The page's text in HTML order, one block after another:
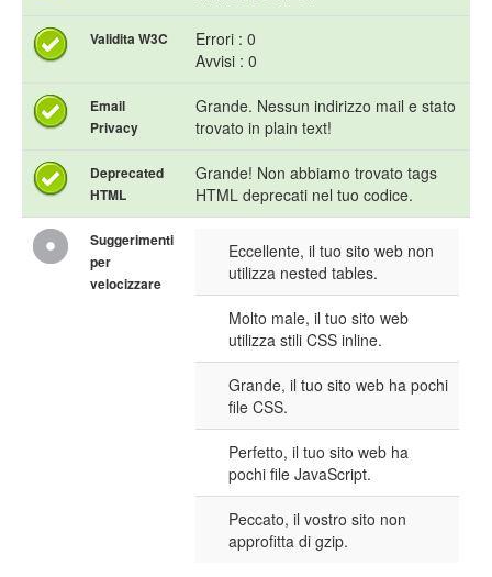
Validita W3C
Errori : 0
Avvisi : 0
Email
Privacy
Grande. Nessun indirizzo mail e stato
trovato in plain text!
Deprecated
HTML
Grande! Non abbiamo trovato tags
HTML deprecati nel tuo codice.
Suggerimenti
per
velocizzare
Eccellente, il tuo sito web non
utilizza nested tables.
Molto male, il tuo sito web
utilizza stili CSS inline.
Grande, il tuo sito web ha pochi
file CSS.
Perfetto, il tuo sito web ha
pochi file JavaScript.
Peccato, il vostro sito non
approfitta di gzip.